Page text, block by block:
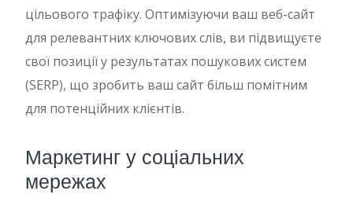
цільового трафіку. Оптимізуючи ваш веб-сайт
для релевантних ключових слів, ви підвищуєте
свої позиції у результатах пошукових систем
(SERP), що зробить ваш сайт більш помітним
для потенційних клієнтів.
Маркетинг у соціальних
мережах